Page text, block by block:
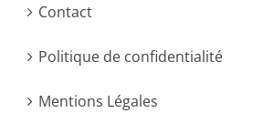
Contact
Politique de confidentialité
Mentions Légales